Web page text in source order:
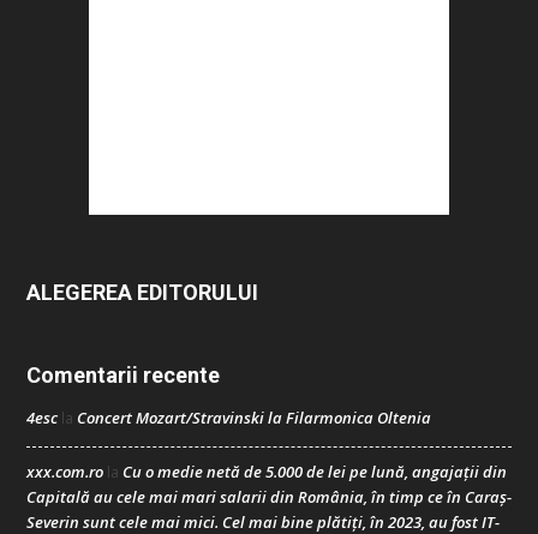
ALEGEREA EDITORULUI
Comentarii recente
4esc la Concert Mozart/Stravinski la Filarmonica Oltenia
xxx.com.ro la Cu o medie netă de 5.000 de lei pe lună, angajații din
Capitală au cele mai mari salarii din România, în timp ce în Caraș-
Severin sunt cele mai mici. Cel mai bine plătiți, în 2023, au fost IT-